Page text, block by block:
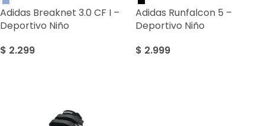
Adidas Breaknet 3.0 CF I –
Deportivo Niño
$ 2.299
Adidas Runfalcon 5 –
Deportivo Niño
$ 2.999